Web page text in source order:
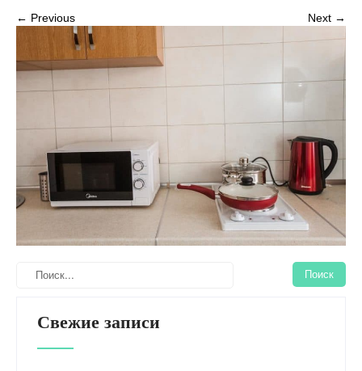
← Previous Next →
Свежие записи